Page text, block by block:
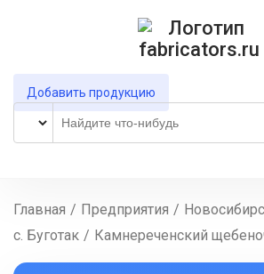
Добавить продукцию
Главная / Предприятия /
с. Буготак / Камнереченский